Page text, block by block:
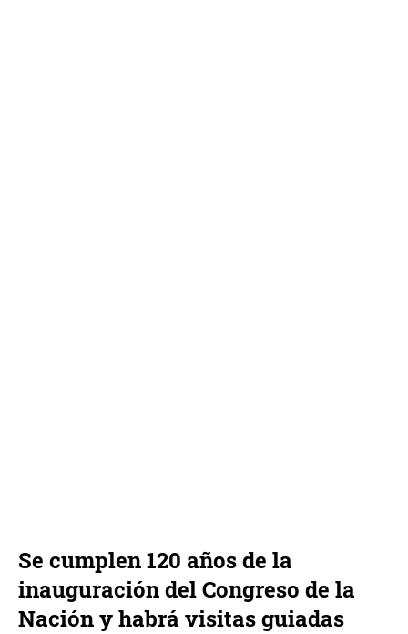
Se cumplen 120 años de la
inauguración del Congreso de la
Nación y habrá visitas guiadas